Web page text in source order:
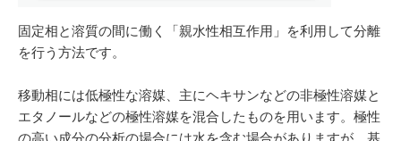
固定相と溶質の間に働く「親水性相互作用」を利用して分離
を行う方法です。
移動相には低極性な溶媒、主にヘキサンなどの非極性溶媒と
エタノールなどの極性溶媒を混合したものを用います。極性